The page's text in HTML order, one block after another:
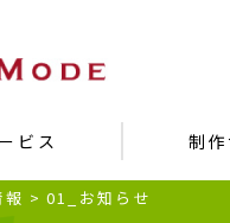
ビス 制
報 > 01_お知らせ